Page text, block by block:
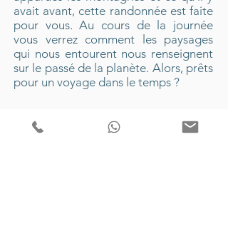
avait avant, cette randonnée est faite
pour vous. Au cours de la journée
vous verrez comment les paysages
qui nous entourent nous renseignent
sur le passé de la planète. Alors, prêts
pour un voyage dans le temps ?